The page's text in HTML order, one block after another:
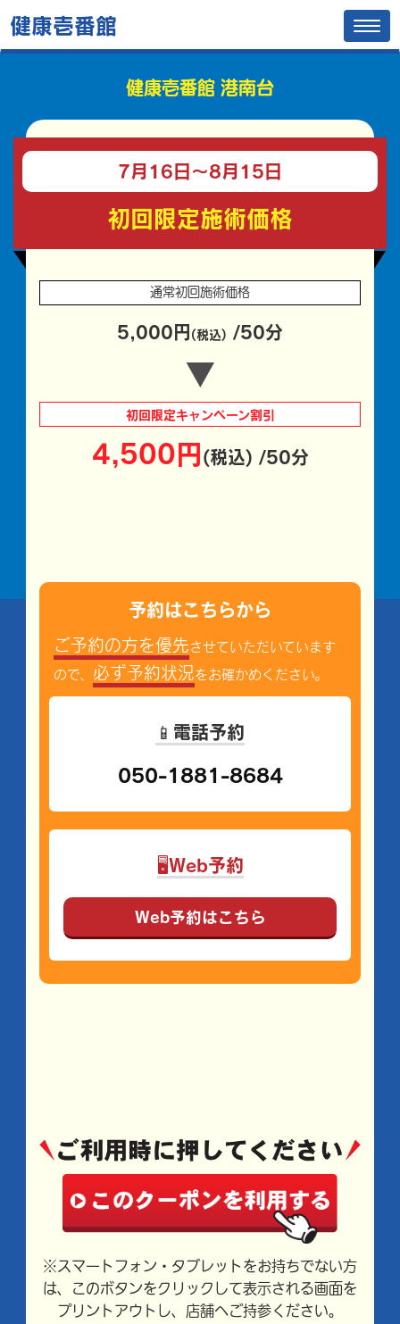
健康壱番館
健康壱番館 港南台
7月16日〜8月15日
初回限定施術価格
通常初回施術価格
5,000円(税込) /50分
初回限定キャンペーン割引
4,500円(税込) /50分
予約はこちらから
ご予約の方を優先させていただいています
ので、 必ず予約状況をお確かめください。
📱電話予約
050-1881-8684
🖥Web予約
Web予約はこちら
※スマートフォン・タブレットをお持ちでない方
は、このボタンをクリックして表示される画面を
プリントアウトし、店舗へご持参ください。